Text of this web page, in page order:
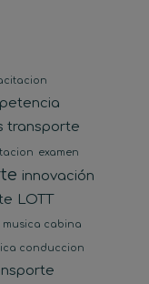
transporte
examen
innovación
LOTT
musica cabina
conduccion